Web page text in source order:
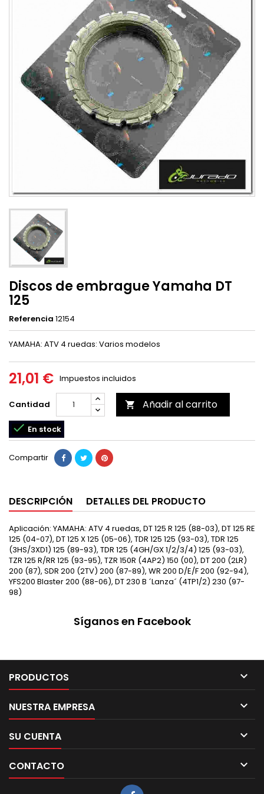
Discos de embrague Yamaha DT
125
Referencia 12154
YAMAHA: ATV 4 ruedas: Varios modelos
21,01 € Impuestos incluidos
Cantidad  Añadir al carrito
 En stock
Compartir
DESCRIPCIÓN DETALLES DEL PRODUCTO
Aplicación: YAMAHA: ATV 4 ruedas, DT 125 R 125 (88-03), DT 125 RE
125 (04-07), DT 125 X 125 (05-06), TDR 125 125 (93-03), TDR 125
(3HS/3XD1) 125 (89-93), TDR 125 (4GH/GX 1/2/3/4) 125 (93-03),
TZR 125 R/RR 125 (93-95), TZR 150R (4AP2) 150 (00), DT 200 (2LR)
200 (87), SDR 200 (2TV) 200 (87-89), WR 200 D/E/F 200 (92-94),
YFS200 Blaster 200 (88-06), DT 230 B ´Lanza´ (4TP1/2) 230 (97-
98)
Síganos en Facebook
PRODUCTOS 
NUESTRA EMPRESA 
SU CUENTA 
CONTACTO 